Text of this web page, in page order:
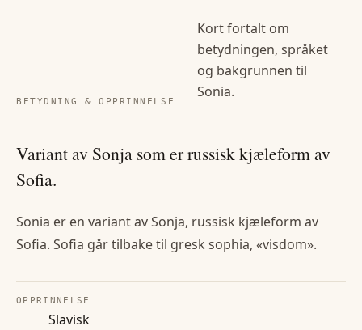
BETYDNING & OPPRINNELSE
Kort fortalt om
betydningen, språket
og bakgrunnen til
Sonia.
Variant av Sonja som er russisk kjæleform av
Sofia.
Sonia er en variant av Sonja, russisk kjæleform av
Sofia. Sofia går tilbake til gresk sophia, «visdom».
OPPRINNELSE
Slavisk